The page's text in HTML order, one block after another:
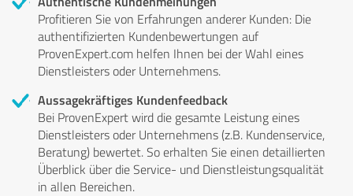
Profitieren Sie von Erfahrungen anderer Kunden: Die
authentifizierten Kundenbewertungen auf
ProvenExpert.com helfen Ihnen bei der Wahl eines
Dienstleisters oder Unternehmens.
Aussagekräftiges Kundenfeedback
Bei ProvenExpert wird die gesamte Leistung eines
Dienstleisters oder Unternehmens (z.B. Kundenservice,
Beratung) bewertet. So erhalten Sie einen detaillierten
Überblick über die Service- und Dienstleistungsqualität
in allen Bereichen.